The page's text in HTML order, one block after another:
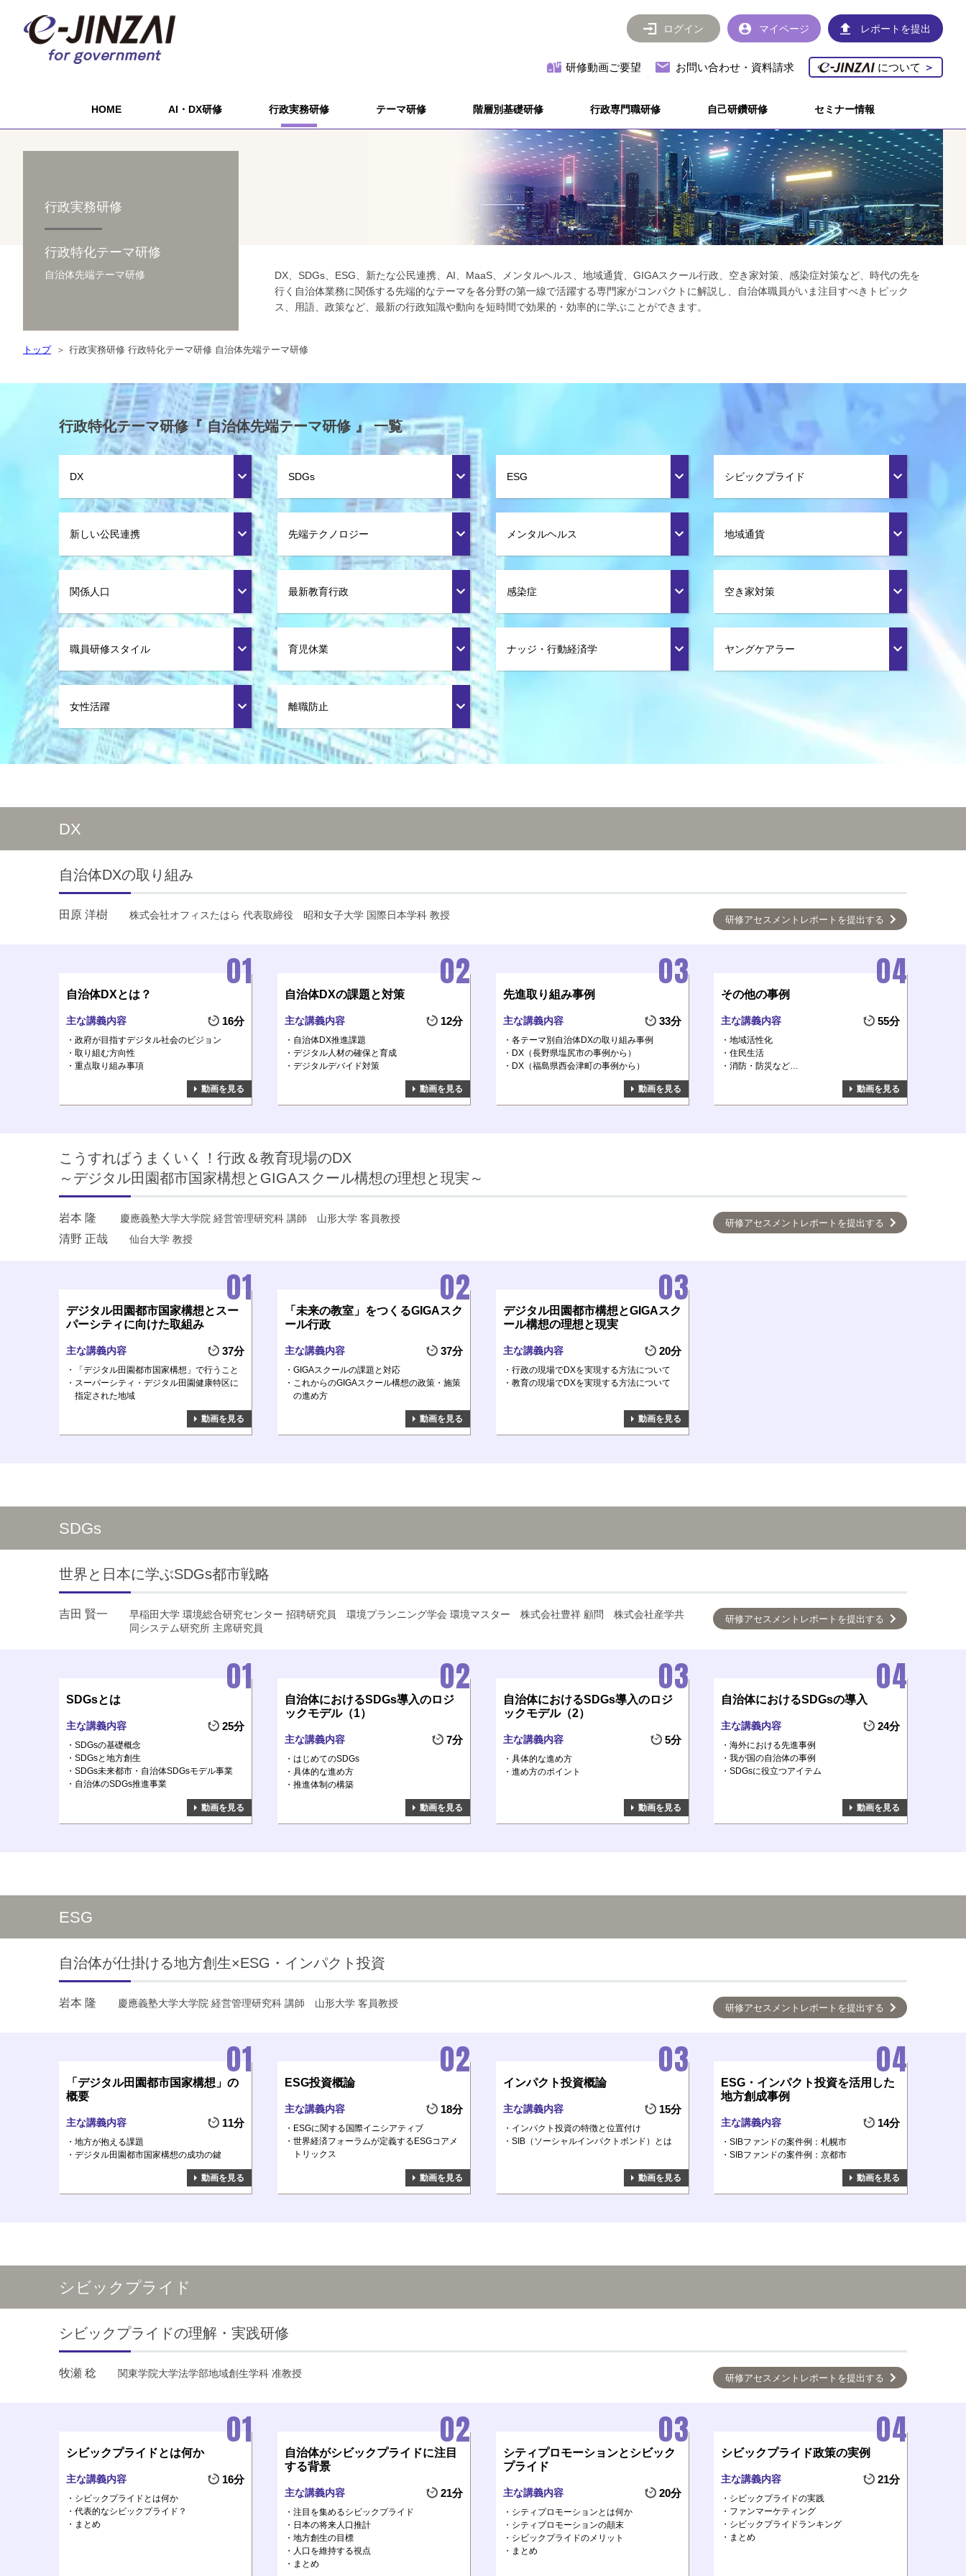
ログイン マイページ レポートを提出
研修動画ご要望 お問い合わせ・資料請求 について ＞
HOME AI・DX研修 行政実務研修 テーマ研修 階層別基礎研修 行政専門職研修 自己研鑽研修 セミナー情報
行政実務研修
行政特化テーマ研修
自治体先端テーマ研修
DX、SDGs、ESG、新たな公民連携、AI、MaaS、メンタルヘルス、地域通貨、GIGAスクール行政、空き家対策、感染症対策など、時代の先を
行く自治体業務に関係する先端的なテーマを各分野の第一線で活躍する専門家がコンパクトに解説し、自治体職員がいま注目すべきトピック
ス、用語、政策など、最新の行政知識や動向を短時間で効果的・効率的に学ぶことができます。
トップ 行政実務研修 行政特化テーマ研修 自治体先端テーマ研修
行政特化テーマ研修『 自治体先端テーマ研修 』 一覧
DX SDGs ESG シビックプライド
新しい公民連携 先端テクノロジー メンタルヘルス 地域通貨
関係人口 最新教育行政 感染症 空き家対策
職員研修スタイル 育児休業 ナッジ・行動経済学 ヤングケアラー
女性活躍 離職防止
DX
自治体DXの取り組み
田原 洋樹 株式会社オフィスたはら 代表取締役 昭和女子大学 国際日本学科 教授 研修アセスメントレポートを提出する
自治体DXとは？
主な講義内容 16分
政府が目指すデジタル社会のビジョン
取り組む方向性
重点取り組み事項
動画を見る
自治体DXの課題と対策
主な講義内容 12分
自治体DX推進課題
デジタル人材の確保と育成
デジタルデバイド対策
動画を見る
先進取り組み事例
主な講義内容 33分
各テーマ別自治体DXの取り組み事例
DX（長野県塩尻市の事例から）
DX（福島県西会津町の事例から）
動画を見る
その他の事例
主な講義内容 55分
地域活性化
住民生活
消防・防災など…
動画を見る
こうすればうまくいく！行政＆教育現場のDX
～デジタル田園都市国家構想とGIGAスクール構想の理想と現実～
岩本 隆 慶應義塾大学大学院 経営管理研究科 講師 山形大学 客員教授
清野 正哉 仙台大学 教授
研修アセスメントレポートを提出する
デジタル田園都市国家構想とスー
パーシティに向けた取組み
主な講義内容 37分
「デジタル田園都市国家構想」で行うこと
スーパーシティ・デジタル田園健康特区に
指定された地域
動画を見る
「未来の教室」をつくるGIGAスク
ール行政
主な講義内容 37分
GIGAスクールの課題と対応
これからのGIGAスクール構想の政策・施策
の進め方
動画を見る
デジタル田園都市構想とGIGAスク
ール構想の理想と現実
主な講義内容 20分
行政の現場でDXを実現する方法について
教育の現場でDXを実現する方法について
動画を見る
SDGs
世界と日本に学ぶSDGs都市戦略
吉田 賢一 早稲田大学 環境総合研究センター 招聘研究員 環境プランニング学会 環境マスター 株式会社豊祥 顧問 株式会社産学共
同システム研究所 主席研究員
研修アセスメントレポートを提出する
SDGsとは
主な講義内容 25分
SDGsの基礎概念
SDGsと地方創生
SDGs未来都市・自治体SDGsモデル事業
自治体のSDGs推進事業
動画を見る
自治体におけるSDGs導入のロジ
ックモデル（1）
主な講義内容 7分
はじめてのSDGs
具体的な進め方
推進体制の構築
動画を見る
自治体におけるSDGs導入のロジ
ックモデル（2）
主な講義内容 5分
具体的な進め方
進め方のポイント
動画を見る
自治体におけるSDGsの導入
主な講義内容 24分
海外における先進事例
我が国の自治体の事例
SDGsに役立つアイテム
動画を見る
ESG
自治体が仕掛ける地方創生×ESG・インパクト投資
岩本 隆 慶應義塾大学大学院 経営管理研究科 講師 山形大学 客員教授 研修アセスメントレポートを提出する
「デジタル田園都市国家構想」の
概要
主な講義内容 11分
地方が抱える課題
デジタル田園都市国家構想の成功の鍵
動画を見る
ESG投資概論
主な講義内容 18分
ESGに関する国際イニシアティブ
世界経済フォーラムが定義するESGコアメ
トリックス
動画を見る
インパクト投資概論
主な講義内容 15分
インパクト投資の特徴と位置付け
SIB（ソーシャルインパクトボンド）とは
動画を見る
ESG・インパクト投資を活用した
地方創成事例
主な講義内容 14分
SIBファンドの案件例：札幌市
SIBファンドの案件例：京都市
動画を見る
シビックプライド
シビックプライドの理解・実践研修
牧瀬 稔 関東学院大学法学部地域創生学科 准教授 研修アセスメントレポートを提出する
シビックプライドとは何か
主な講義内容 16分
シビックプライドとは何か
代表的なシビックプライド？
まとめ
自治体がシビックプライドに注目
する背景
主な講義内容 21分
注目を集めるシビックプライド
日本の将来人口推計
地方創生の目標
人口を維持する視点
まとめ
シティプロモーションとシビック
プライド
主な講義内容 20分
シティプロモーションとは何か
シティプロモーションの顛末
シビックプライドのメリット
まとめ
シビックプライド政策の実例
主な講義内容 21分
シビックプライドの実践
ファンマーケティング
シビックプライドランキング
まとめ